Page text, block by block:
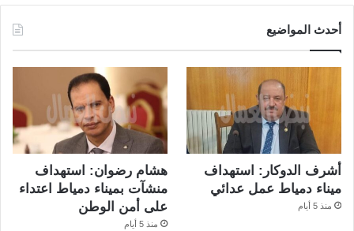
أحدث المواضيع
أشرف الدوكار: استهداف
ميناء دمياط عمل عدائي
منذ 5 أيام
هشام رضوان: استهداف
منشآت بميناء دمياط اعتداء
على أمن الوطن
منذ 5 أيام